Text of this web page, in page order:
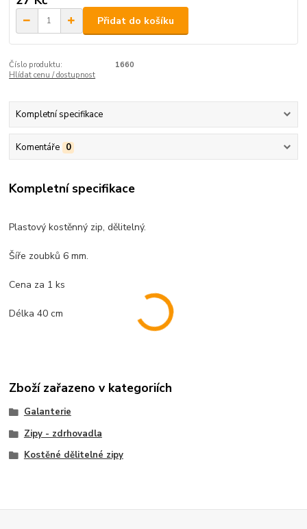
Přidat do košíku
Číslo produktu:
1660
Hlídat cenu / dostupnost
Kompletní specifikace
Komentáře 0
Kompletní specifikace
Plastový kostěnný zip, dělitelný.
Šíře zoubků 6 mm.
Cena za 1 ks
Délka 40 cm
Zboží zařazeno v kategoriích
Galanterie
Zipy - zdrhovadla
Kostěné dělitelné zipy